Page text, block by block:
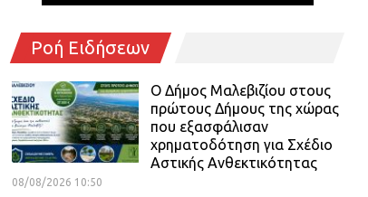
Ροή Ειδήσεων
Ο Δήμος Μαλεβιζίου στους
πρώτους Δήμους της χώρας
που εξασφάλισαν
χρηματοδότηση για Σχέδιο
Αστικής Ανθεκτικότητας
08/08/2026 10:50